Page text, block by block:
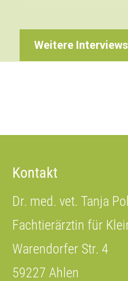
Weitere
Kontakt
Dr. med. vet. Tanja
Fachtierärztin für
Warendorfer Str. 4
59227 Ahlen